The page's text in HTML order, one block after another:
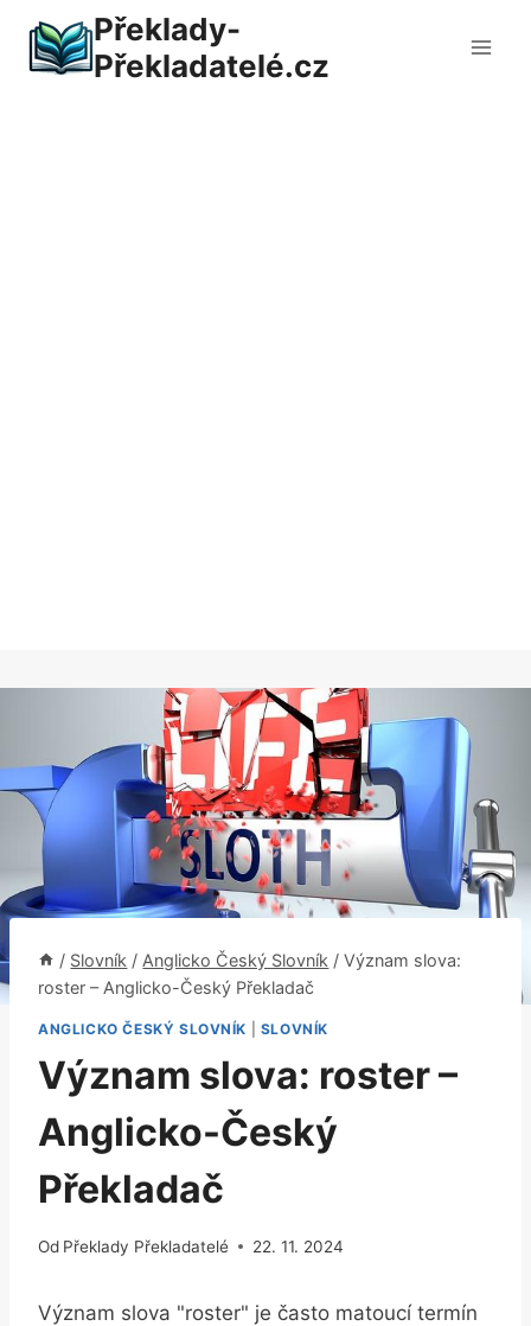
obsah
Překlady-
Překladatelé.cz
/ Slovník / Anglicko Český Slovník / Význam slova:
roster – Anglicko-Český Překladač
ANGLICKO ČESKÝ SLOVNÍK SLOVNÍK
Význam slova: roster –
Anglicko-Český
Překladač
Od Překlady Překladatelé 22. 11. 2024
Význam slova "roster" je často matoucí termín